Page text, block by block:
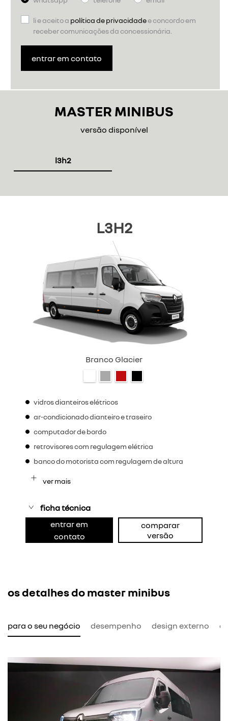
li e aceito a política de privacidadee concordo em
receber comunicações da concessionária.
entrar em contato
MASTER MINIBUS
versão disponível
l3h2
L3H2
Branco Glacier
vidros dianteiros elétricos
ar-condicionado dianteiro e traseiro
computador de bordo
retrovisores com regulagem elétrica
banco do motorista com regulagem de altura
ver mais
ficha técnica
entrar em
contato
comparar
versão
os detalhes do master minibus
para o seu negócio desempenho design externo